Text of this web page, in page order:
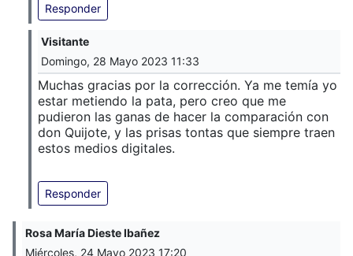
Responder
Visitante
Domingo, 28 Mayo 2023 11:33
Muchas gracias por la corrección. Ya me temía yo
estar metiendo la pata, pero creo que me
pudieron las ganas de hacer la comparación con
don Quijote, y las prisas tontas que siempre traen
estos medios digitales.
Responder
Rosa María Dieste Ibañez
Miércoles, 24 Mayo 2023 17:20